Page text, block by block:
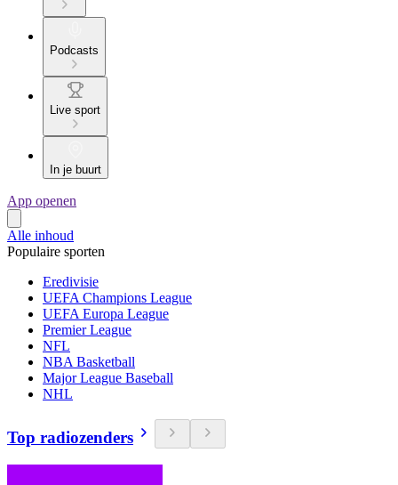
Podcasts
Live sport
In je buurt
App openen
Alle inhoud
Populaire sporten
Eredivisie
UEFA Champions League
UEFA Europa League
Premier League
NFL
NBA Basketball
Major League Baseball
NHL
Top radiozenders